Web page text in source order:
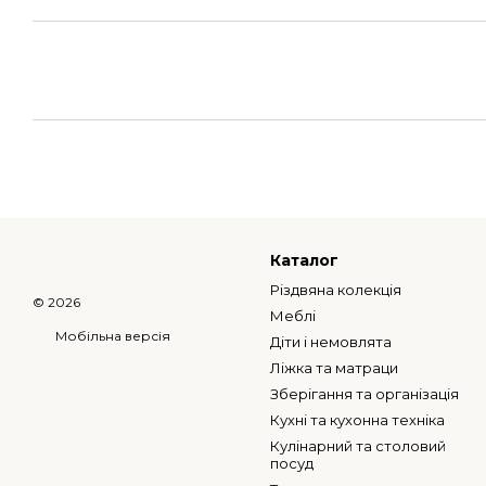
© 2026
Мобільна версія
Каталог
Різдвяна колекція
Меблі
Діти і немовлята
Ліжка та матраци
Зберігання та організація
Кухні та кухонна техніка
Кулінарний та столовий
посуд